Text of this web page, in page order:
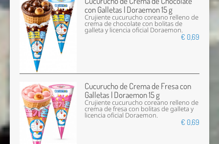
con Galletas | Doraemon 15 g
Crujiente cucurucho coreano relleno de
crema de chocolate con bolitas de
galleta y licencia oficial Doraemon.
€ 0,69
Cucurucho de Crema de Fresa con
Galletas | Doraemon 15 g
Crujiente cucurucho coreano relleno de
crema de fresa con bolitas de galleta y
licencia oficial Doraemon.
€ 0,69